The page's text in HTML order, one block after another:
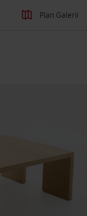
Plan Galerii